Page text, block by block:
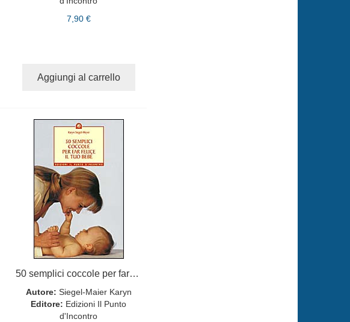
7,90 €
Aggiungi al carrello
50 semplici coccole per far felice il tuo bebè
Autore: Siegel-Maier Karyn
Editore: Edizioni Il Punto
d'Incontro